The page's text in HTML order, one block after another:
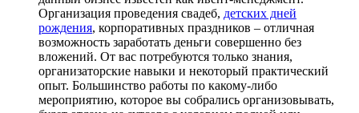
Организация проведения свадеб, детских дней
рождения, корпоративных праздников – отличная
возможность заработать деньги совершенно без
вложений. От вас потребуются только знания,
организаторские навыки и некоторый практический
опыт. Большинство работы по какому-либо
мероприятию, которое вы собрались организовывать,